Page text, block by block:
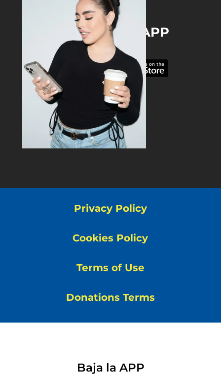
DOWNLOAD THE APP
Privacy Policy
Cookies Policy
Terms of Use
Donations Terms
Baja la APP